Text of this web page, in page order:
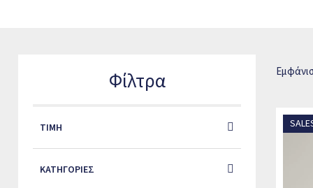
αναλλοίωτα στον χρόνο. Επιλέξτε το πανωφόρι που ταιριάζει
Φίλτρα
ΤΙΜΉ
ΚΑΤΗΓΟΡΊΕΣ